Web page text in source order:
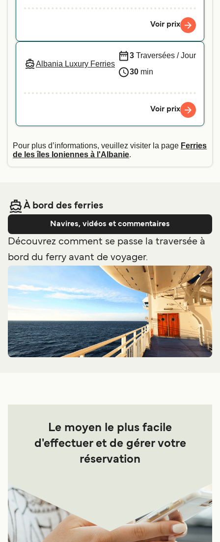
Voir prix
Albania Luxury Ferries
3 Traversées / Jour
30 min
Voir prix
Pour plus d’informations, veuillez visiter la page Ferries
de les îles Ioniennes à l'Albanie.
À bord des ferries
Navires, vidéos et commentaires
Découvrez comment se passe la traversée à
bord du ferry avant de voyager.
Le moyen le plus facile
d'effectuer et de gérer votre
réservation